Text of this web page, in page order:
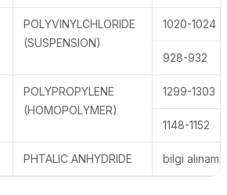
POLYVINYLCHLORIDE
(SUSPENSION)
1020-1024
928-932
POLYPROPYLENE
(HOMOPOLYMER)
1299-1303
1148-1152
PHTALIC ANHYDRIDE bilgi